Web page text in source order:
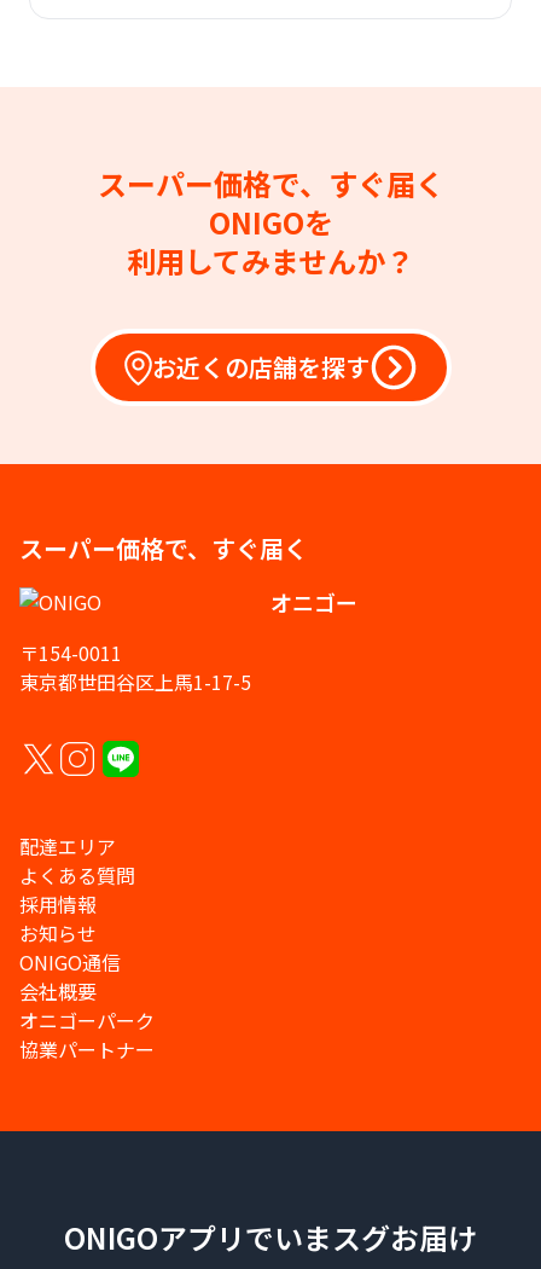
スーパー価格で、すぐ届く
ONIGOを
利用してみませんか？
お近くの店舗を探す
スーパー価格で、すぐ届く
オニゴー
〒154-0011
東京都世田谷区上馬1-17-5
配達エリア
よくある質問
採用情報
お知らせ
ONIGO通信
会社概要
オニゴーパーク
協業パートナー
ONIGOアプリでいまスグお届け